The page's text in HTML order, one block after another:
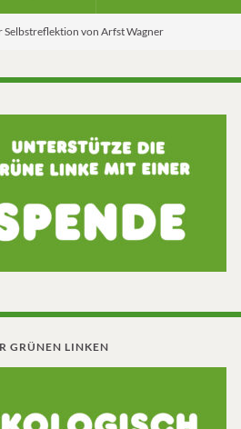
von Arfst Wagner
GRÜNEN LINKEN